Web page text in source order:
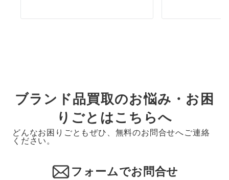
ブランド品買取のお悩み・お困
りごとはこちらへ
どんなお困りごともぜひ、無料のお問合せへご連絡
ください。
フォームでお問合せ